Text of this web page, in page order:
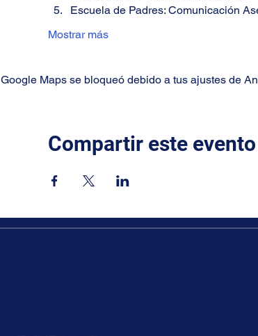
Escuela de Padres: Comunicación
Mostrar más
Google Maps se bloqueó debido a tus ajustes de
Compartir este evento